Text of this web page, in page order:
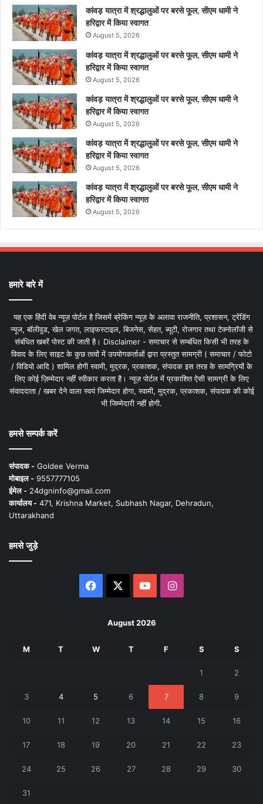
कांवड़ यात्रा में श्रद्धालुओं पर बरसे फूल, सीएम धामी ने
हरिद्वार में किया स्वागत
August 5, 2026
कांवड़ यात्रा में श्रद्धालुओं पर बरसे फूल, सीएम धामी ने
हरिद्वार में किया स्वागत
August 5, 2026
कांवड़ यात्रा में श्रद्धालुओं पर बरसे फूल, सीएम धामी ने
हरिद्वार में किया स्वागत
August 5, 2026
कांवड़ यात्रा में श्रद्धालुओं पर बरसे फूल, सीएम धामी ने
हरिद्वार में किया स्वागत
August 5, 2026
कांवड़ यात्रा में श्रद्धालुओं पर बरसे फूल, सीएम धामी ने
हरिद्वार में किया स्वागत
August 5, 2026
हमारे बारे में
यह एक हिंदी वेब न्यूज़ पोर्टल है जिसमें ब्रेकिंग न्यूज़ के अलावा राजनीति, प्रशासन, ट्रेंडिंग
न्यूज, बॉलीवुड, खेल जगत, लाइफस्टाइल, बिजनेस, सेहत, ब्यूटी, रोजगार तथा टेक्नोलॉजी से
संबंधित खबरें पोस्ट की जाती है। Disclaimer - समाचार से सम्बंधित किसी भी तरह के
विवाद के लिए साइट के कुछ तत्वों में उपयोगकर्ताओं द्वारा प्रस्तुत सामग्री ( समाचार / फोटो
/ विडियो आदि ) शामिल होगी स्वामी, मुद्रक, प्रकाशक, संपादक इस तरह के सामग्रियों के
लिए कोई ज़िम्मेदार नहीं स्वीकार करता है। न्यूज़ पोर्टल में प्रकाशित ऐसी सामग्री के लिए
संवाददाता / खबर देने वाला स्वयं जिम्मेदार होगा, स्वामी, मुद्रक, प्रकाशक, संपादक की कोई
भी जिम्मेदारी नहीं होगी.
हमसे सम्पर्क करें
संपादक - Goldee Verma
मोबाइल - 9557777105
ईमेल - 24dgninfo@gmail.com
कार्यालय - 471, Krishna Market, Subhash Nagar, Dehradun,
Uttarakhand
हमसे जुड़े
Facebook YouTubeInstagram
August 2026
M T W T F S S
1 2
3 4 5 6 7 8 9
10 11 12 13 14 15 16
17 18 19 20 21 22 23
24 25 26 27 28 29 30
31